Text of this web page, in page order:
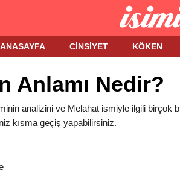
ANASAYFA CINSIYET KÖKEN
Anlamı Nedir?
analizini ve Melahat ismiyle ilgili birçok
kısma geçiş yapabilirsiniz.